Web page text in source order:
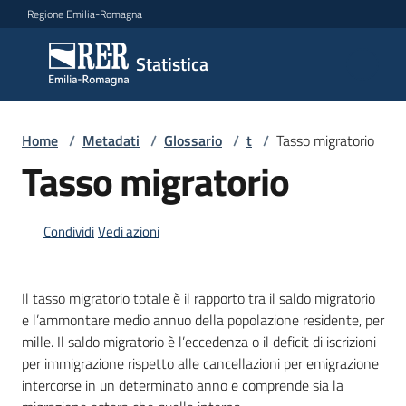
Vai al contenuto
Vai alla navigazione
Vai al footer
Regione Emilia-Romagna
Statistica
Statistica
Novità
e
analisi
Statistiche
per
Home / Metadati / Glossario / t / Tasso migratorio
Tasso migratorio
CondividiVedi azioni
Il tasso migratorio totale è il rapporto tra il saldo migratorio
e l’ammontare medio annuo della popolazione residente, per
mille. Il saldo migratorio è l’eccedenza o il deficit di iscrizioni
per immigrazione rispetto alle cancellazioni per emigrazione
intercorse in un determinato anno e comprende sia la